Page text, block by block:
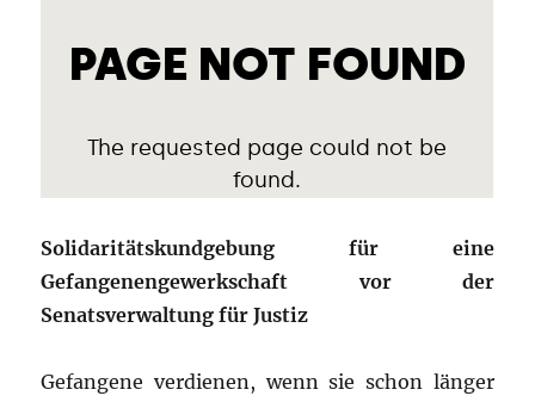
Solidaritätskundgebung für eine
Gefangenengewerkschaft vor der
Senatsverwaltung für Justiz
Gefangene verdienen, wenn sie schon länger